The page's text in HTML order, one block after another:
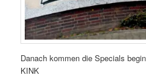
Danach kommen die Specials
KINK